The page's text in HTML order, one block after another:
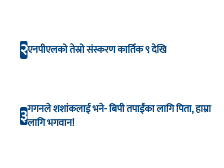
२एनपीएलको तेस्रो संस्करण कार्तिक ९ देखि
३गगनले शशांकलाई भने- बिपी तपाईंका लागि पिता, हाम्रा
लागि भगवान!